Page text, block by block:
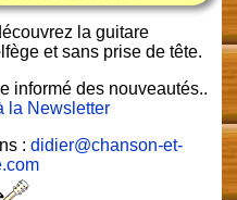
la guitare
et sans prise de tête.
informé des nouveautés..
la Newsletter
: didier@chanson-et-